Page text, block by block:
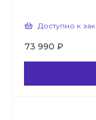
Доступно к
73 990 ₽